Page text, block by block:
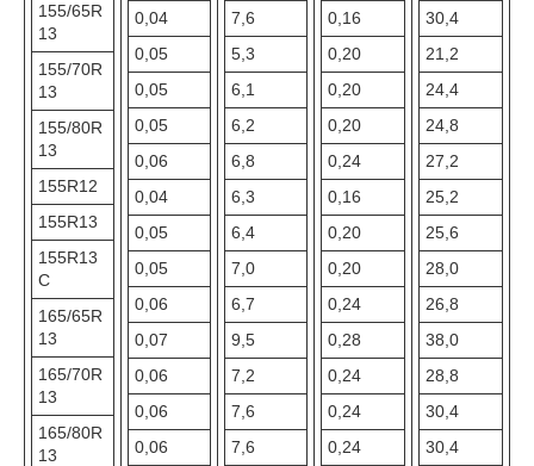
155/65R
13
155/70R
13
155/80R
13
155R12
155R13
155R13
C
165/65R
13
165/70R
13
165/80R
13
0,04
0,05
0,05
0,05
0,06
0,04
0,05
0,05
0,06
0,07
0,06
0,06
0,06
7,6
5,3
6,1
6,2
6,8
6,3
6,4
7,0
6,7
9,5
7,2
7,6
7,6
0,16
0,20
0,20
0,20
0,24
0,16
0,20
0,20
0,24
0,28
0,24
0,24
0,24
30,4
21,2
24,4
24,8
27,2
25,2
25,6
28,0
26,8
38,0
28,8
30,4
30,4